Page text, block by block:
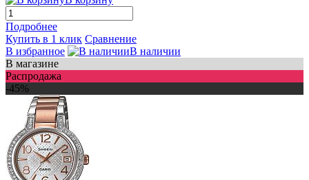
Подробнее
Купить в 1 клик Сравнение
В избранное
В наличии
В магазине
Распродажа
-45%